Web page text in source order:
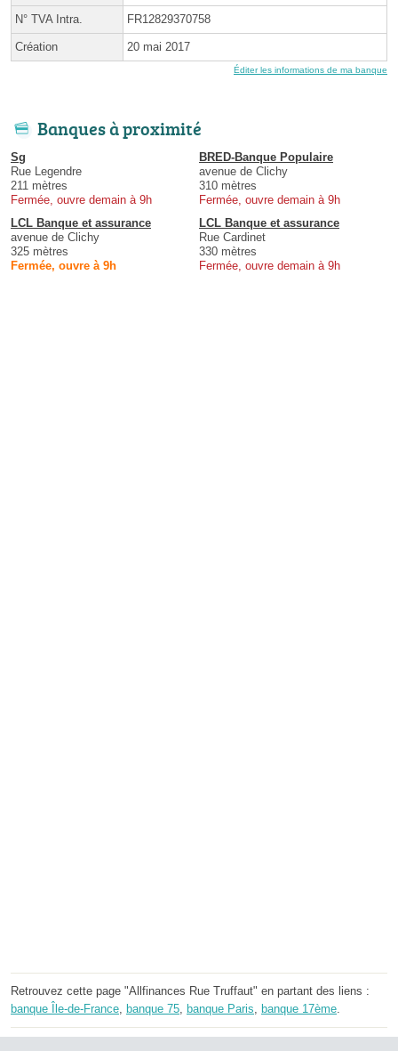
N° TVA Intra. FR12829370758
Création 20 mai 2017
Éditer les informations de ma banque
Banques à proximité
Sg
Rue Legendre
211 mètres
Fermée, ouvre demain à 9h
BRED-Banque Populaire
avenue de Clichy
310 mètres
Fermée, ouvre demain à 9h
LCL Banque et assurance
avenue de Clichy
325 mètres
Fermée, ouvre à 9h
LCL Banque et assurance
Rue Cardinet
330 mètres
Fermée, ouvre demain à 9h
Retrouvez cette page "Allfinances Rue Truffaut" en partant des liens :
banque Île-de-France banque 75 banque Paris banque 17ème